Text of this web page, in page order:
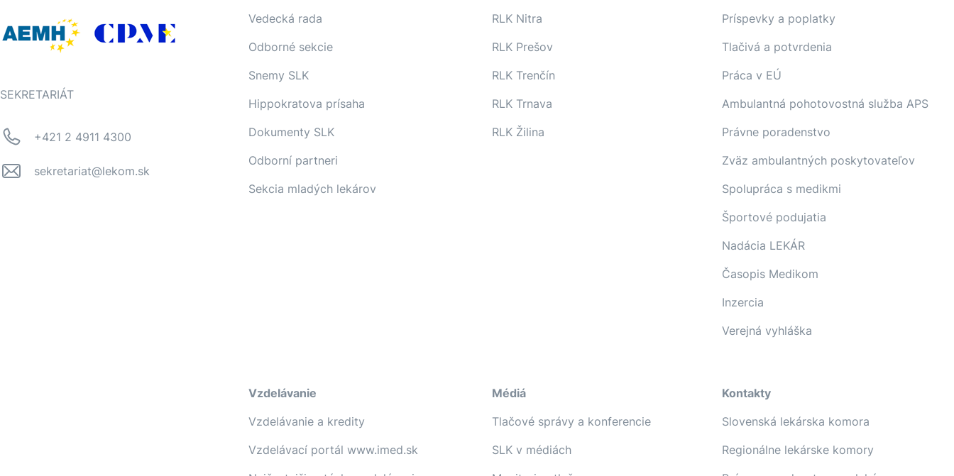
SEKRETARIÁT
+421 2 4911 4300
sekretariat@lekom.sk
Vedecká rada
Odborné sekcie
Snemy SLK
Hippokratova prísaha
Dokumenty SLK
Odborní partneri
Sekcia mladých lekárov
RLK Nitra
RLK Prešov
RLK Trenčín
RLK Trnava
RLK Žilina
Príspevky a poplatky
Tlačivá a potvrdenia
Práca v EÚ
Ambulantná pohotovostná služba APS
Právne poradenstvo
Zväz ambulantných poskytovateľov
Spolupráca s medikmi
Športové podujatia
Nadácia LEKÁR
Časopis Medikom
Inzercia
Verejná vyhláška
Vzdelávanie
Vzdelávanie a kredity
Vzdelávací portál www.imed.sk
Médiá
Tlačové správy a konferencie
SLK v médiách
Kontakty
Slovenská lekárska komora
Regionálne lekárske komory